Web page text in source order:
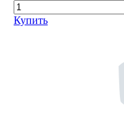
Купить